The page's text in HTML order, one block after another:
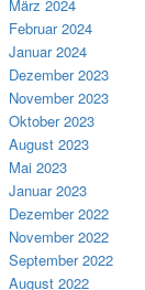
März 2024
Februar 2024
Januar 2024
Dezember 2023
November 2023
Oktober 2023
August 2023
Mai 2023
Januar 2023
Dezember 2022
November 2022
September 2022
August 2022